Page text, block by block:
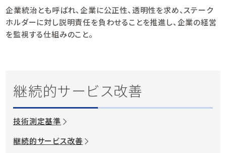
ヘルプデスク業務
システム監査対応
システム運用の自動化
価格
セミナー
資料ダウンロード
企業統治とも呼ばれ、企業に公正性、透明性を求め、ステーク
ホルダーに対し説明責任を負わせることを推進し、企業の経営
を監視する仕組みのこと。
継続的サービス改善
技術測定基準
継続的サービス改善